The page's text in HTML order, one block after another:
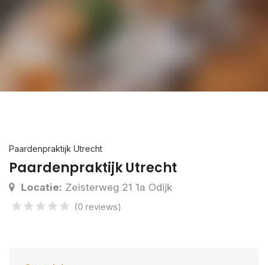
Paardenpraktijk Utrecht
Paardenpraktijk Utrecht
Locatie: Zeisterweg 21 1a Odijk
(0 reviews)